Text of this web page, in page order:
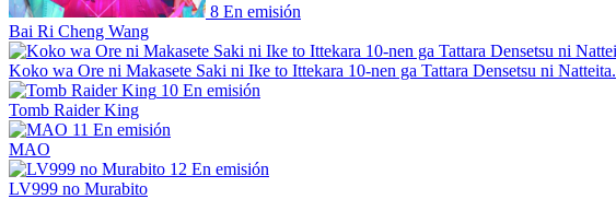
8 En emisión
Bai Ri Cheng Wang
Koko wa Ore ni Makasete Saki ni Ike to Ittekara 10-nen ga Tattara Densetsu ni Natteita.
10 En emisión
Tomb Raider King
11 En emisión
MAO
12 En emisión
LV999 no Murabito